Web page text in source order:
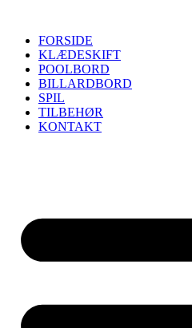
FORSIDE
KLÆDESKIFT
POOLBORD
BILLARDBORD
SPIL
TILBEHØR
KONTAKT